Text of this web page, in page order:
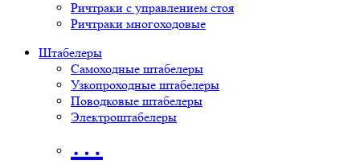
Ричтраки с управлением стоя
Ричтраки многоходовые
Штабелеры
Самоходные штабелеры
Узкопроходные штабелеры
Поводковые штабелеры
Электроштабелеры
…